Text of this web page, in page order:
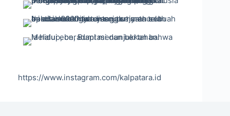
https://www.instagram.com/kalpatara.id